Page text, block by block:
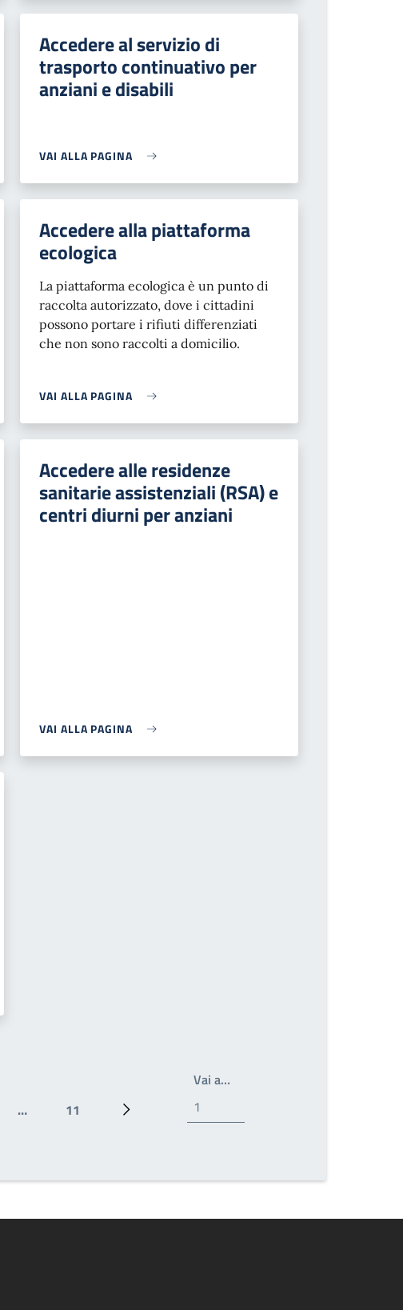
Accedere al servizio di
trasporto continuativo per
anziani e disabili
VAI ALLA PAGINA
Accedere alla piattaforma
ecologica
La piattaforma ecologica è un punto di
raccolta autorizzato, dove i cittadini
possono portare i rifiuti differenziati
che non sono raccolti a domicilio.
VAI ALLA PAGINA
Accedere alle residenze
sanitarie assistenziali (RSA) e
centri diurni per anziani
VAI ALLA PAGINA
…
Ultima pagina
11
Prossima pagina
Vai a…